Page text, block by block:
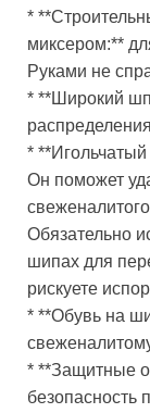
*
миксером:**
Руками не
* **Широкий
*
Он поможет
Обязательно
шипах для
рискуете
* **Обувь на
* **Защитные
безопасность